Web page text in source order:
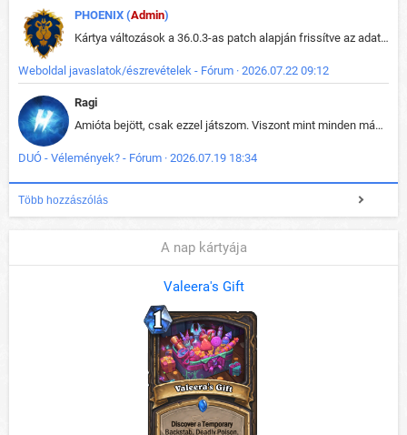
PHOENIX (Admin)
Kártya változások a 36.0.3-as patch alapján frissítve az adatbázisban (képek is cserélve).
Weboldal javaslatok/észrevételek - Fórum · 2026.07.22 09:12
Ragi
Amióta bejött, csak ezzel játszom. Viszont mint minden más - akár az alapjáték is, ez is baromira összetett lett. Néha már pár kör után is esélytelen az egész. Vagy irreállisan túltápol valaki, vagy lelép a partner, vagy csak hülye mint a segg. És amikor eljönne az én időm, na akkor jön el mindenki másé is. Engem jobban érdekelne, hogy ki milyen ratingen szokott játszani. Na ez lenne egy érdekes adat.
DUÓ - Vélemények? - Fórum · 2026.07.19 18:34
Több hozzászólás
A nap kártyája
Valeera's Gift